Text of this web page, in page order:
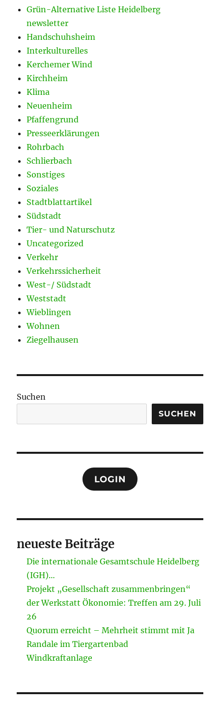
Grün-Alternative Liste Heidelberg
newsletter
Handschuhsheim
Interkulturelles
Kerchemer Wind
Kirchheim
Klima
Neuenheim
Pfaffengrund
Presseerklärungen
Rohrbach
Schlierbach
Sonstiges
Soziales
Stadtblattartikel
Südstadt
Tier- und Naturschutz
Uncategorized
Verkehr
Verkehrssicherheit
West-/ Südstadt
Weststadt
Wieblingen
Wohnen
Ziegelhausen
Suchen
SUCHEN
LOGIN
neueste Beiträge
Die internationale Gesamtschule Heidelberg
(IGH)…
Projekt „Gesellschaft zusammenbringen“
der Werkstatt Ökonomie: Treffen am 29. Juli
26
Quorum erreicht – Mehrheit stimmt mit Ja
Randale im Tiergartenbad
Windkraftanlage